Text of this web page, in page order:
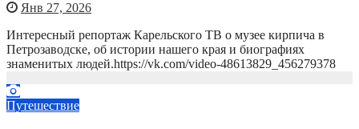
Янв 27, 2026
Интересный репортаж Карельского ТВ о музее кирпича в
Петрозаводске, об истории нашего края и биографиях
знаменитых людей.https://vk.com/video-48613829_456279378
Путешествие